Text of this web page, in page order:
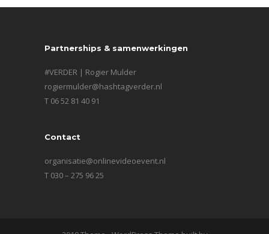
Partnerships & samenwerkingen
#VERDER | Rogier Mulder
rogiermulder@hashtagverder.nl
T 06 52 81 40 91
Contact
organisatie@onlinevideoevent.nl
T 030 – 275 96 25